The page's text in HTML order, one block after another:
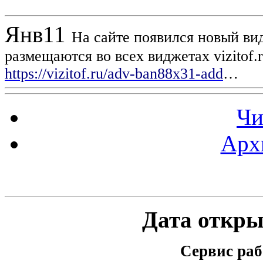
Янв11 На сайте появился новый
размещаются во всех виджетах
https://vizitof.ru/adv-ban88x31-add…
Дата
Сервис